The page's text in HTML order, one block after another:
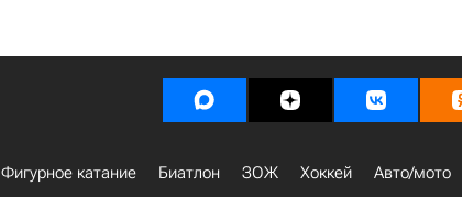
Фигурное катание Биатлон ЗОЖ Хоккей Авто/мото